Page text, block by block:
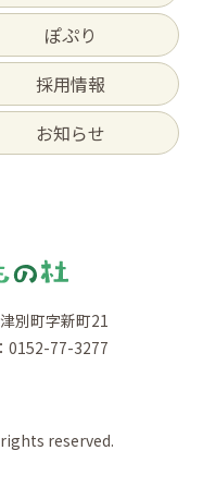
ぽぷり
採用情報
お知らせ
別町字新町21
0152-77-3277
reserved.